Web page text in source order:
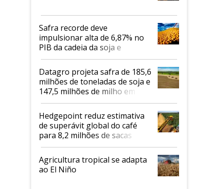
Safra recorde deve
impulsionar alta de 6,87% no
PIB da cadeia da soja e
biodiesel em 2026
Datagro projeta safra de 185,6
milhões de toneladas de soja e
147,5 milhões de milho em
2026/27
Hedgepoint reduz estimativa
de superávit global do café
para 8,2 milhões de sacas
Agricultura tropical se adapta
ao El Niño